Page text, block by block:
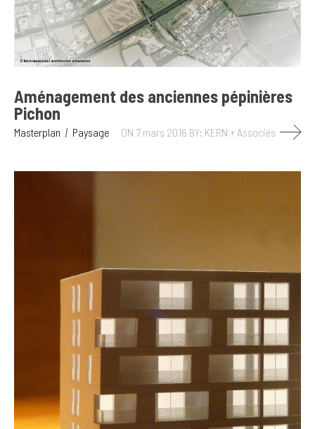
Aménagement des anciennes pépinières
Pichon
Masterplan Paysage ON 7 mars 2016 BY: KERN + Associés